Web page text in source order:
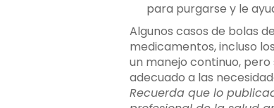
para purgarse y le
Algunos casos de bolas
medicamentos, incluso
un manejo continuo,
adecuado a las
Recuerda que lo